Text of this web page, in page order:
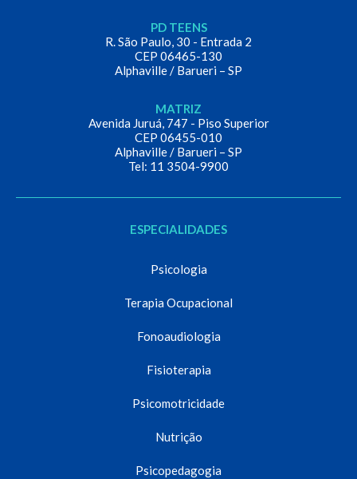
PD TEENS
R. São Paulo, 30 - Entrada 2
CEP 06465-130
Alphaville / Barueri – SP
MATRIZ
Avenida Juruá, 747 - Piso Superior
CEP 06455-010
Alphaville / Barueri – SP
Tel: 11 3504-9900
ESPECIALIDADES
Psicologia
Terapia Ocupacional
Fonoaudiologia
Fisioterapia
Psicomotricidade
Nutrição
Psicopedagogia